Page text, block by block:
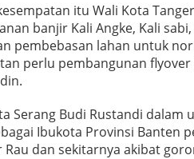
itu Wali Kota
banjir Kali Angke, Kali
pembebasan lahan untuk
perlu pembangunan
Serang Budi Rustandi dalam
Ibukota Provinsi Banten
Rau dan sekitarnya akibat